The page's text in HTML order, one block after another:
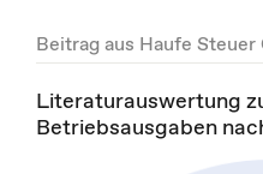
Beitrag aus Haufe
Literaturauswertung
Betriebsausgaben